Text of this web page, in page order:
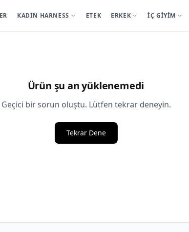
KADIN HARNESS ETEK ERKEK İÇ GİYİM
Ürün şu an yüklenemedi
Geçici bir sorun oluştu. Lütfen tekrar deneyin.
Tekrar Dene